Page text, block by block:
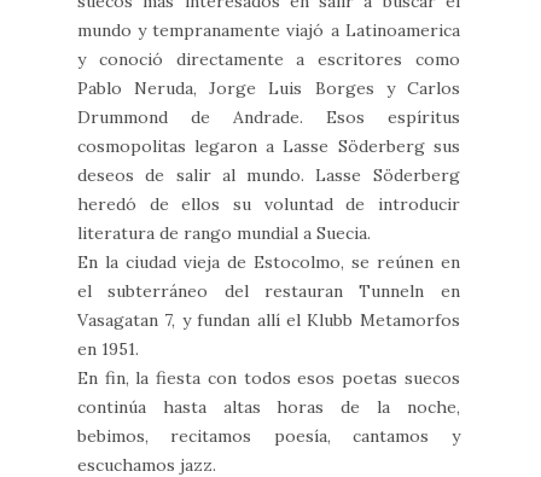
mundo y tempranamente viajó a Latinoamerica
y conoció directamente a escritores como
Pablo Neruda, Jorge Luis Borges y Carlos
Drummond de Andrade. Esos espíritus
cosmopolitas legaron a Lasse Söderberg sus
deseos de salir al mundo. Lasse Söderberg
heredó de ellos su voluntad de introducir
literatura de rango mundial a Suecia.
En la ciudad vieja de Estocolmo, se reúnen en
el subterráneo del restauran Tunneln en
Vasagatan 7, y fundan allí el Klubb Metamorfos
en 1951.
En fin, la fiesta con todos esos poetas suecos
continúa hasta altas horas de la noche,
bebimos, recitamos poesía, cantamos y
escuchamos jazz.